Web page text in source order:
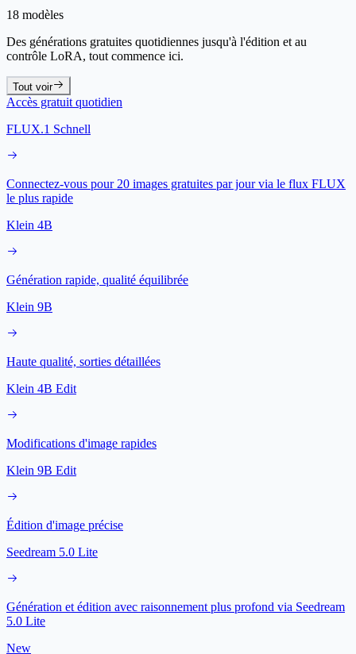
18 modèles
Des générations gratuites quotidiennes jusqu'à l'édition et au
contrôle LoRA, tout commence ici.
Tout voir
Accès gratuit quotidien
FLUX.1 Schnell
Connectez-vous pour 20 images gratuites par jour via le flux FLUX
le plus rapide
Klein 4B
Génération rapide, qualité équilibrée
Klein 9B
Haute qualité, sorties détaillées
Klein 4B Edit
Modifications d'image rapides
Klein 9B Edit
Édition d'image précise
Seedream 5.0 Lite
Génération et édition avec raisonnement plus profond via Seedream
5.0 Lite
New